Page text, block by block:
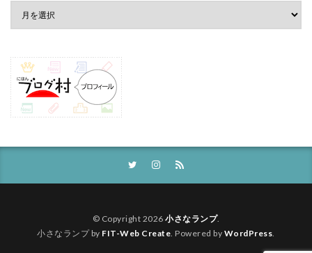
© Copyright 2026 小さなランプ.
小さなランプ by FIT-Web Create. Powered by WordPress.